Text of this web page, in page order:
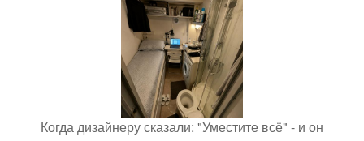
Когда дизайнеру сказали: "Уместите всё" - и он